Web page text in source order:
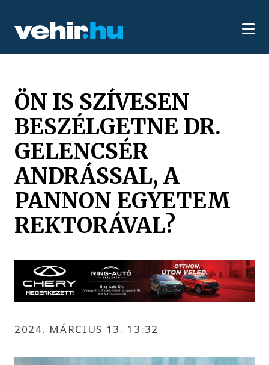
ÖN IS SZÍVESEN
BESZÉLGETNE DR.
GELENCSÉR
ANDRÁSSAL, A
PANNON EGYETEM
REKTORÁVAL?
2024. MÁRCIUS 13. 13:32